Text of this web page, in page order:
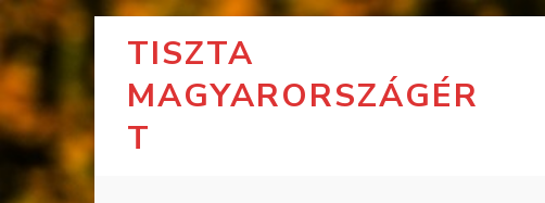
TISZTA
MAGYARORSZÁGÉR
T